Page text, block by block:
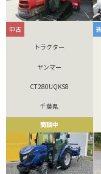
中古
トラクター
ヤンマー
CT280UQKS8
千葉県
商談中